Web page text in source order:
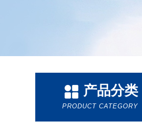
产品分类
PRODUCT CATEGORY